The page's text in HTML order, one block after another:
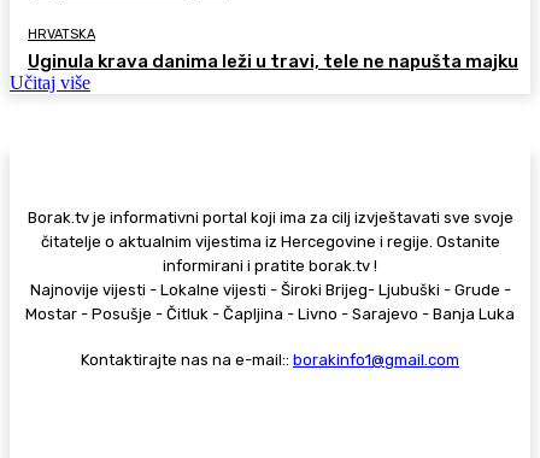
HRVATSKA
Uginula krava danima leži u travi, tele ne napušta majku
Učitaj više
Borak.tv je informativni portal koji ima za cilj izvještavati sve svoje
čitatelje o aktualnim vijestima iz Hercegovine i regije. Ostanite
informirani i pratite borak.tv !
Najnovije vijesti - Lokalne vijesti - Široki Brijeg- Ljubuški - Grude -
Mostar - Posušje - Čitluk - Čapljina - Livno - Sarajevo - Banja Luka
Kontaktirajte nas na e-mail:: borakinfo1@gmail.com